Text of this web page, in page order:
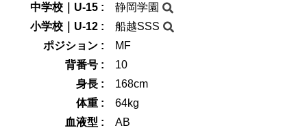
中学校｜U-15 :
静岡学園
小学校｜U-12 :
船越SSS
ポジション :
MF
背番号 :
10
身長 :
168cm
体重 :
64kg
血液型 :
AB